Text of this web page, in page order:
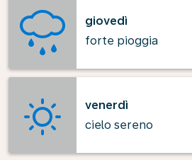
giovedì
forte pioggia
venerdì
cielo sereno